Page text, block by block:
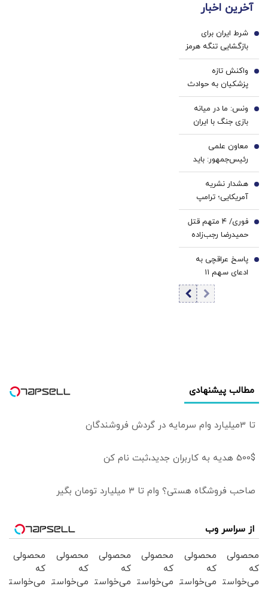
خرید40%تخفیف
بدون
و چک
پزشکی
سفید
کننده
خانگی
آخرین اخبار
شرط ایران برای
بازگشایی تنگه هرمز
1
واکنش تازه
پزشکیان به حوادث
دی ماه / آن
اتفاقات به هیچ
وجه قابل قبول نبود؛
نباید اشتباهات را
تکرار کنیم!
2
ونس: ما در میانه
بازی جنگ با ایران
هستیم
3
معاون علمی
رئیس‌جمهور: باید
منتظر سقوط رتبه
علمی ایران در
سطح جهانی باشیم
4
هشدار نشریه
آمریکایی؛ ترامپ
پیش از آنکه دیر
شود، از مارپیچ
جنگ با ایران خارج
شود/ جنگ ایران
می‌تواند دو شریان
انرژی جهان را به
خطر بیندازد
5
فوری/ ۴ متهم قتل
حمیدرضا رجب‌زاده
بازداشت شدند
6
پاسخ عراقچی به
ادعای سهم ۱۱
درصدی ایران از
7
مطالب پیشنهادی
تا 3میلیارد وام سرمایه در گردش فروشندگان
500$ هدیه به کاربران جدید،ثبت نام کن
صاحب فروشگاه هستی؟ وام تا ۳ میلیارد تومان بگیر
از سراسر وب
محصولی
که
می‌خواستی
محصولی
که
می‌خواستی
محصولی
که
می‌خواستی
محصولی
که
می‌خواستی
محصولی
که
می‌خواستی
محصولی
که
می‌خواستی